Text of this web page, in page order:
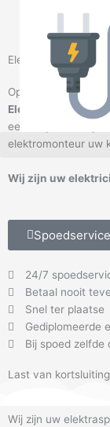
inhoud
Elektricien Leiden
Op zoek naar een
Elektricien Leiden
een afspraak. Wij
elektromonteur uw
Wij zijn uw
Spoedservice
24/7
Betaal nooit
Snel ter plaatse
Gediplomeerde
Bij spoed zelfde
Last van
Wij zijn uw